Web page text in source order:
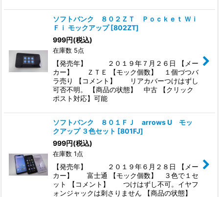
ソフトバンク ８０２ＺＴ Ｐｏｃｋｅｔ Ｗｉ
Ｆｉ モックアップ [802ZT]
999円(税込)
在庫数 5点
【発売年】 ２０１９年７月２６日 【メー
カー】 ＺＴＥ 【モック個数】 １個づつバ
ラ売り 【コメント】 リアカバーつけはずし
可否不明。 【商品の状態】 中古 【クリック
ポスト対応】可能
ソフトバンク ８０１ＦＪ arrows U モッ
クアップ ３色セット [801FJ]
999円(税込)
在庫数 1点
【発売年】 ２０１９年６月２８日 【メー
カー】 富士通 【モック個数】 ３色で１セ
ット 【コメント】 つけはずし不可。イヤフ
ォンジャックは刺さりません 【商品の状態】